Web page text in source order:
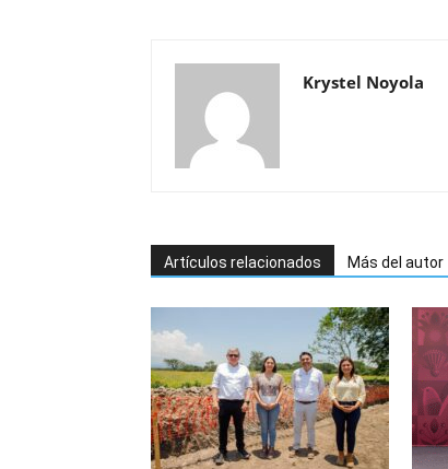
Krystel Noyola
Artículos relacionados Más del autor